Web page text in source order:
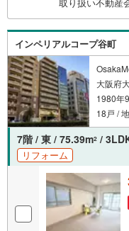
ださい。■キッ
がいらっしゃる
日】定休日はご
インペリアルコープ谷町
大阪府
1980年
18戸 /
7階 / 東 / 75.39m2 /
リフォーム